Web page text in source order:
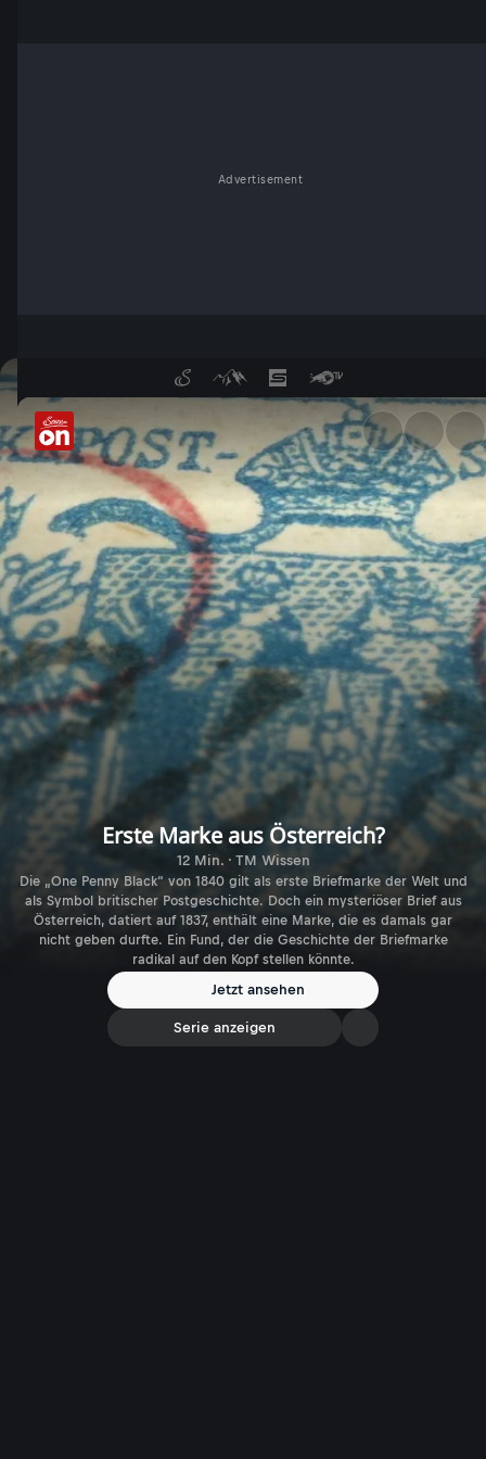
Advertisement
Kommt die erste Briefmarke
Erste Marke aus Österreich?
12 Min. · TM Wissen
Die „One Penny Black“ von 1840 gilt als erste Briefmarke der Welt und
als Symbol britischer Postgeschichte. Doch ein mysteriöser Brief aus
Österreich, datiert auf 1837, enthält eine Marke, die es damals gar
nicht geben durfte. Ein Fund, der die Geschichte der Briefmarke
radikal auf den Kopf stellen könnte.
Jetzt ansehen
Serie anzeigen